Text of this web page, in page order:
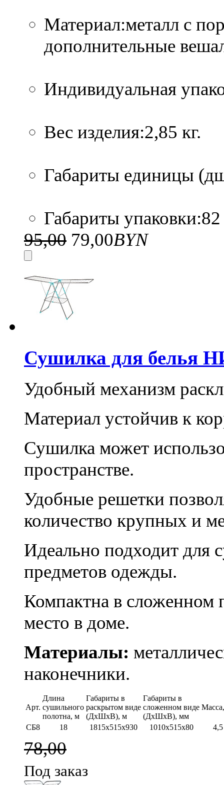
Материал:металл с
дополнительные
Индивидуальная
Вес изделия:2,85 кг.
Габариты единицы
Габариты
95,00 79,00BYN
Сушилка для белья
Удобный механизм
Материал устойчив к
Сушилка может
пространстве.
Удобные решетки
количество крупных и
Идеально подходит для
предметов одежды.
Компактна в сложенном
место в доме.
Материалы:
наконечники.
Арт.
Длина
сушильного
полотна, м
Габариты в
раскрытом виде
(ДхШхВ), м
Габариты в
сложенном виде
(ДхШхВ), мм
СБ8 18 1815х515х930 1010х515х80 4,5
78,00
Под заказ